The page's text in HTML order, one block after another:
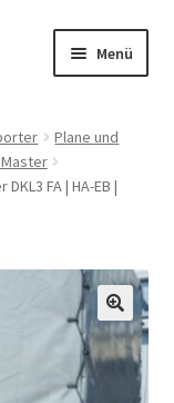
Menü
Plane und
FA | HA-EB |
🔍